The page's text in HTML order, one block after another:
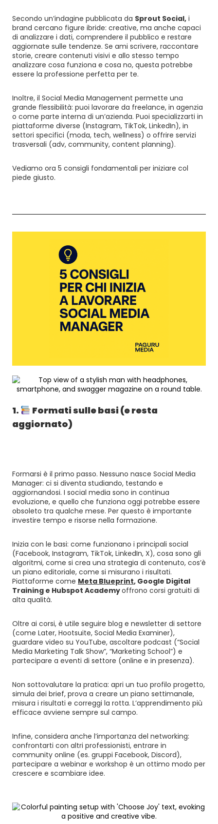
Secondo un’indagine pubblicata da Sprout Social, i
brand cercano figure ibride: creative, ma anche capaci
di analizzare i dati, comprendere il pubblico e restare
aggiornate sulle tendenze. Se ami scrivere, raccontare
storie, creare contenuti visivi e allo stesso tempo
analizzare cosa funziona e cosa no, questa potrebbe
essere la professione perfetta per te.
Inoltre, il Social Media Management permette una
grande flessibilità: puoi lavorare da freelance, in agenzia
o come parte interna di un’azienda. Puoi specializzarti in
piattaforme diverse (Instagram, TikTok, LinkedIn), in
settori specifici (moda, tech, wellness) o offrire servizi
trasversali (adv, community, content planning).
Vediamo ora 5 consigli fondamentali per iniziare col
piede giusto.
1.
Formati sulle basi (e resta
aggiornato)
Formarsi è il primo passo. Nessuno nasce Social Media
Manager: ci si diventa studiando, testando e
aggiornandosi. I social media sono in continua
evoluzione, e quello che funziona oggi potrebbe essere
obsoleto tra qualche mese. Per questo è importante
investire tempo e risorse nella formazione.
Inizia con le basi: come funzionano i principali social
(Facebook, Instagram, TikTok, LinkedIn, X), cosa sono gli
algoritmi, come si crea una strategia di contenuto, cos’è
un piano editoriale, come si misurano i risultati.
Piattaforme come Meta Blueprint, Google Digital
Training e Hubspot Academyoffrono corsi gratuiti di
alta qualità.
Oltre ai corsi, è utile seguire blog e newsletter di settore
(come Later, Hootsuite, Social Media Examiner),
guardare video su YouTube, ascoltare podcast (“Social
Media Marketing Talk Show”, “Marketing School”) e
partecipare a eventi di settore (online e in presenza).
Non sottovalutare la pratica: apri un tuo profilo progetto,
simula dei brief, prova a creare un piano settimanale,
misura i risultati e correggi la rotta. L’apprendimento più
efficace avviene sempre sul campo.
Infine, considera anche l’importanza del networking:
confrontarti con altri professionisti, entrare in
community online (es. gruppi Facebook, Discord),
partecipare a webinar e workshop è un ottimo modo per
crescere e scambiare idee.